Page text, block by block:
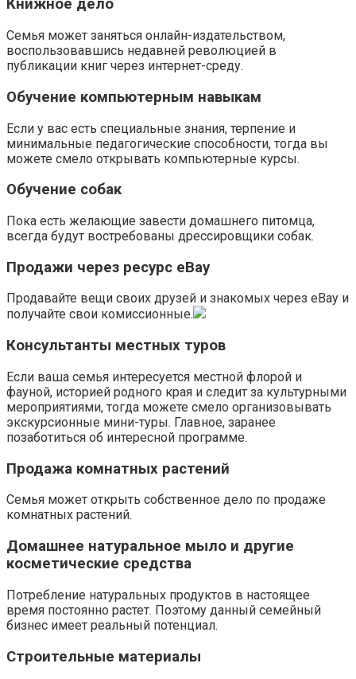
Книжное дело
Семья может заняться онлайн-издательством,
воспользовавшись недавней революцией в
публикации книг через интернет-среду.
Обучение компьютерным навыкам
Если у вас есть специальные знания, терпение и
минимальные педагогические способности, тогда вы
можете смело открывать компьютерные курсы.
Обучение собак
Пока есть желающие завести домашнего питомца,
всегда будут востребованы дрессировщики собак.
Продажи через ресурс eBay
Продавайте вещи своих друзей и знакомых через eBay и
получайте свои комиссионные.
Консультанты местных туров
Если ваша семья интересуется местной флорой и
фауной, историей родного края и следит за культурными
мероприятиями, тогда можете смело организовывать
экскурсионные мини-туры. Главное, заранее
позаботиться об интересной программе.
Продажа комнатных растений
Семья может открыть собственное дело по продаже
комнатных растений.
Домашнее натуральное мыло и другие
косметические средства
Потребление натуральных продуктов в настоящее
время постоянно растет. Поэтому данный семейный
бизнес имеет реальный потенциал.
Строительные материалы